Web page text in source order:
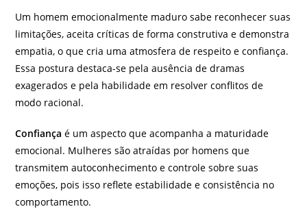
Um homem emocionalmente maduro sabe reconhecer suas
limitações, aceita críticas de forma construtiva e demonstra
empatia, o que cria uma atmosfera de respeito e confiança.
Essa postura destaca-se pela ausência de dramas
exagerados e pela habilidade em resolver conflitos de
modo racional.
Confiança é um aspecto que acompanha a maturidade
emocional. Mulheres são atraídas por homens que
transmitem autoconhecimento e controle sobre suas
emoções, pois isso reflete estabilidade e consistência no
comportamento.